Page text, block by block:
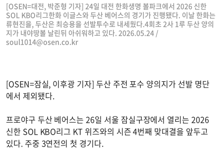
[OSEN=대전, 박준형 기자] 24일 대전 한화생명 볼파크에서 2026 신한
SOL KBO리그한화 이글스와 두산 베어스의 경기가 진행됐다. 이날 한화는
류현진을, 두산은 최승용을 선발투수로 내세웠다.4회초 2사 1루 두산 양의
지가 내야땅볼 날린뒤 아쉬워하고 있다. 2026.05.24 /
soul1014@osen.co.kr
[OSEN=잠실, 이후광 기자] 두산 주전 포수 양의지가 선발 명단
에서 제외됐다.
프로야구 두산 베어스는 26일 서울 잠실구장에서 열리는 2026
신한 SOL KBO리그 KT 위즈와의 시즌 4번째 맞대결을 앞두고
있다. 주중 3연전의 첫 경기다.